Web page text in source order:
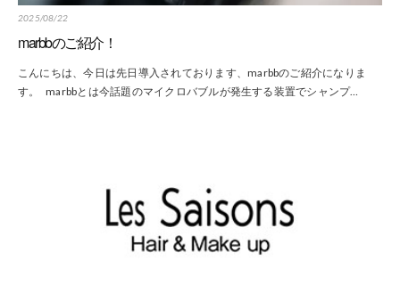
2025/08/22
marbbのご紹介！
こんにちは、今日は先日導入されております、marbbのご紹介になりま
す。 marbbとは今話題のマイクロバブルが発生する装置でシャンプ…